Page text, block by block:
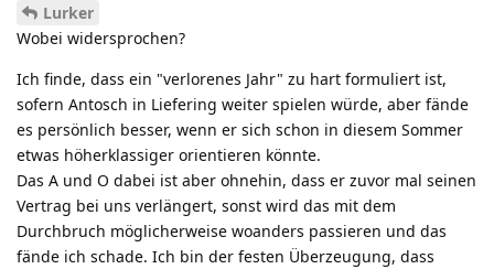
Lurker
Wobei widersprochen?
Ich finde, dass ein "verlorenes Jahr" zu hart formuliert ist,
sofern Antosch in Liefering weiter spielen würde, aber fände
es persönlich besser, wenn er sich schon in diesem Sommer
etwas höherklassiger orientieren könnte.
Das A und O dabei ist aber ohnehin, dass er zuvor mal seinen
Vertrag bei uns verlängert, sonst wird das mit dem
Durchbruch möglicherweise woanders passieren und das
fände ich schade. Ich bin der festen Überzeugung, dass